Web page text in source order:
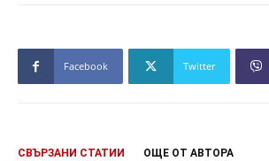
Facebook Twitter
СВЪРЗАНИ СТАТИИ ОЩЕ ОТ АВТОРА